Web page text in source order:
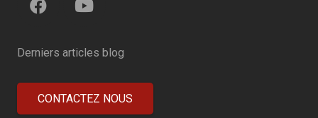
Derniers articles blog
CONTACTEZ NOUS